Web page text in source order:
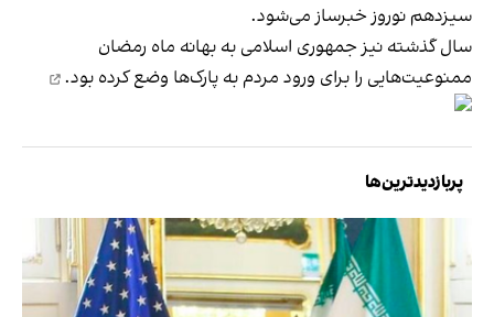
سیزدهم نوروز خبرساز می‌شود.
سال گذشته نیز جمهوری اسلامی به بهانه ماه رمضان
ممنوعیت‌هایی را برای ورود مردم به پارک‌ها وضع کرده بود.
پربازدیدترین‌ها